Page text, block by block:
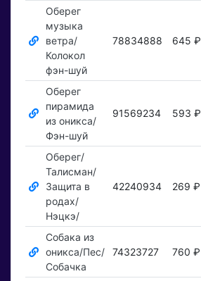
Оберег
музыка
ветра/
Колокол
фэн-шуй
78834888 645 ₽
Оберег
пирамида
из оникса/
Фэн-шуй
91569234 593 ₽
Оберег/
Талисман/
Защита в
родах/
Нэцкэ/
42240934 269 ₽
Собака из
оникса/Пес/
Собачка
74323727 760 ₽